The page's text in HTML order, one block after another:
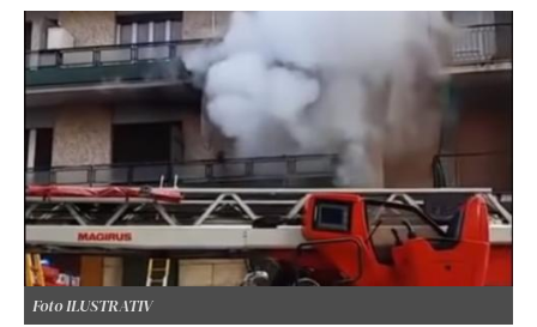
Foto ILUSTRATIV